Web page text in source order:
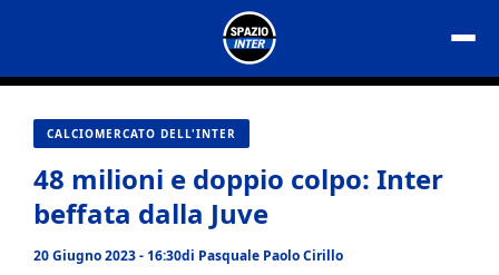
contenuto
CALCIOMERCATO DELL'INTER
48 milioni e doppio colpo: Inter
beffata dalla Juve
20 Giugno 2023 - 16:30di Pasquale Paolo Cirillo